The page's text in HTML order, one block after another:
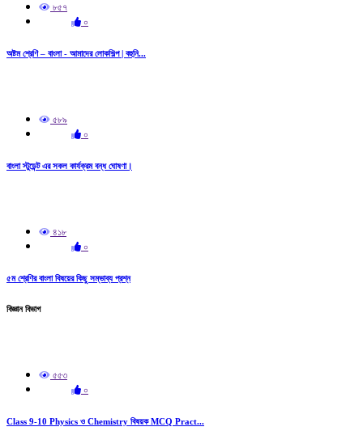
৮৫৭
০
অষ্টম শ্রেণি – বাংলা - আমাদের লোকশিল্প | বহুনি...
৫৮৯
০
বাংলা স্টুডেন্ট এর সকল কার্যক্রম বন্ধ ঘোষণা।
৪১৮
০
৫ম শ্রেণির বাংলা বিষয়ের কিছু সম্ভাব্য প্রশ্ন
বিজ্ঞান বিভাগ
৫৫৩
০
Class 9-10 Physics ও Chemistry বিষয়ক MCQ Pract...